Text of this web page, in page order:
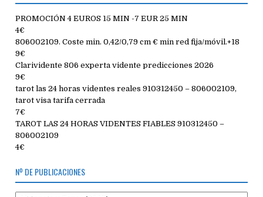
PROMOCIÓN 4 EUROS 15 MIN -7 EUR 25 MIN
4€
806002109. Coste min. 0,42/0,79 cm € min red fija/móvil.+18
9€
Clarividente 806 experta vidente predicciones 2026
9€
tarot las 24 horas videntes reales 910312450 – 806002109,
tarot visa tarifa cerrada
7€
TAROT LAS 24 HORAS VIDENTES FIABLES 910312450 –
806002109
4€
Nº DE PUBLICACIONES